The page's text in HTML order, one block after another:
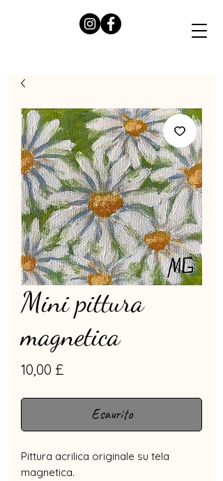
Mini pittura
magnetica
10,00 £Prezzo
Esaurito
Pittura acrilica originale su tela
magnetica.